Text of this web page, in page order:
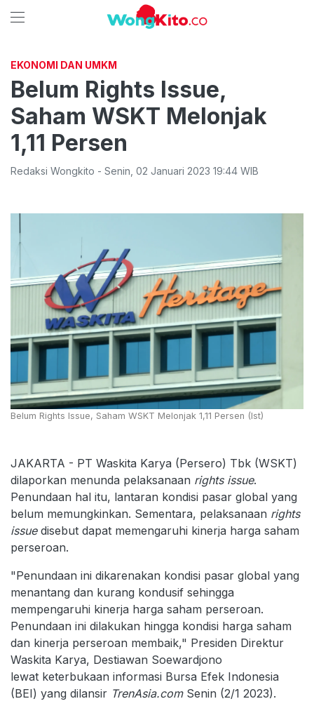
EKONOMI DAN UMKM
Belum Rights Issue,
Saham WSKT Melonjak
1,11 Persen
Redaksi Wongkito - Senin 02 Januari 2023 19:44 WIB
Belum Rights Issue, Saham WSKT Melonjak 1,11 Persen (Ist)
JAKARTA - PT Waskita Karya (Persero) Tbk (WSKT)
dilaporkan menunda pelaksanaan rights issue.
Penundaan hal itu, lantaran kondisi pasar global yang
belum memungkinkan. Sementara, pelaksanaan rights
issuedisebut dapat memengaruhi kinerja harga saham
perseroan.
"Penundaan ini dikarenakan kondisi pasar global yang
menantang dan kurang kondusif sehingga
mempengaruhi kinerja harga saham perseroan.
Penundaan ini dilakukan hingga kondisi harga saham
dan kinerja perseroan membaik," Presiden Direktur
Waskita Karya, Destiawan Soewardjono
lewat keterbukaan informasi Bursa Efek Indonesia
(BEI) yang dilansir TrenAsia.comSenin (2/1 2023).